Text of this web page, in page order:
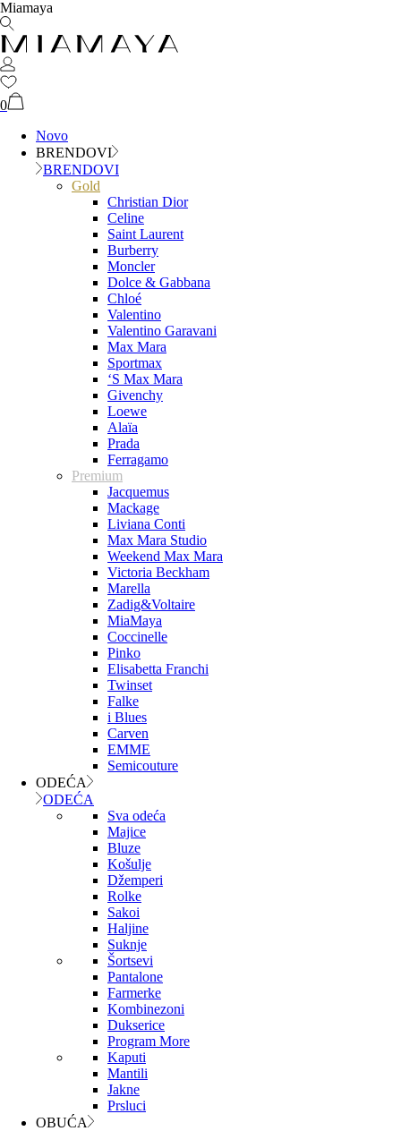
Miamaya
0
Novo
BRENDOVI
BRENDOVI
Gold
Christian Dior
Celine
Saint Laurent
Burberry
Moncler
Dolce & Gabbana
Chloé
Valentino
Valentino Garavani
Max Mara
Sportmax
‘S Max Mara
Givenchy
Loewe
Alaïa
Prada
Ferragamo
Premium
Jacquemus
Mackage
Liviana Conti
Max Mara Studio
Weekend Max Mara
Victoria Beckham
Marella
Zadig&Voltaire
MiaMaya
Coccinelle
Pinko
Elisabetta Franchi
Twinset
Falke
i Blues
Carven
EMME
Semicouture
ODEĆA
ODEĆA
Sva odeća
Majice
Bluze
Košulje
Džemperi
Rolke
Sakoi
Haljine
Suknje
Šortsevi
Pantalone
Farmerke
Kombinezoni
Dukserice
Program More
Kaputi
Mantili
Jakne
Prsluci
OBUĆA